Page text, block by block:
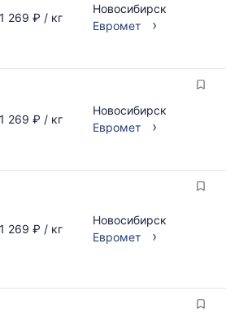
1 269 ₽ / кг
Новосибирск
Евромет
›
1 269 ₽ / кг
Новосибирск
Евромет
›
1 269 ₽ / кг
Новосибирск
Евромет
›